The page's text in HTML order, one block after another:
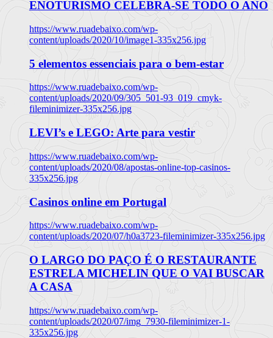
ENOTURISMO CELEBRA-SE TODO O ANO
https://www.ruadebaixo.com/wp-
content/uploads/2020/10/image1-335x256.jpg
5 elementos essenciais para o bem-estar
https://www.ruadebaixo.com/wp-
content/uploads/2020/09/305_501-93_019_cmyk-
fileminimizer-335x256.jpg
LEVI’s e LEGO: Arte para vestir
https://www.ruadebaixo.com/wp-
content/uploads/2020/08/apostas-online-top-casinos-
335x256.jpg
Casinos online em Portugal
https://www.ruadebaixo.com/wp-
content/uploads/2020/07/h0a3723-fileminimizer-335x256.jpg
O LARGO DO PAÇO É O RESTAURANTE
ESTRELA MICHELIN QUE O VAI BUSCAR
A CASA
https://www.ruadebaixo.com/wp-
content/uploads/2020/07/img_7930-fileminimizer-1-
335x256.jpg